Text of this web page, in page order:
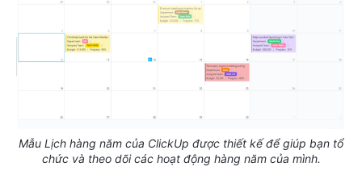
Mẫu Lịch hàng năm của ClickUp được thiết kế để giúp bạn tổ
chức và theo dõi các hoạt động hàng năm của mình.